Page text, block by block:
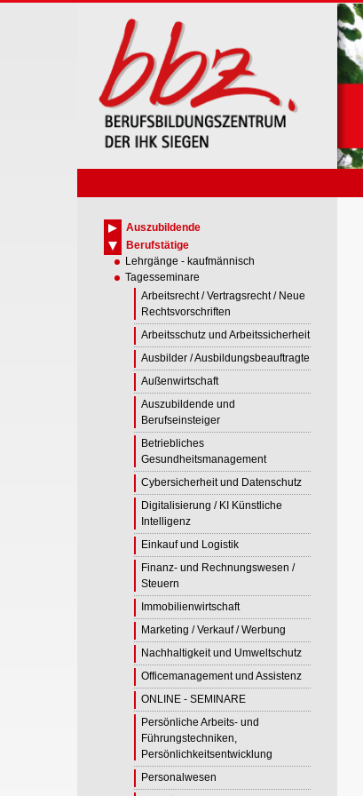
Auszubildende
Berufstätige
Lehrgänge - kaufmännisch
Tagesseminare
Arbeitsrecht / Vertragsrecht / Neue
Rechtsvorschriften
Arbeitsschutz und Arbeitssicherheit
Ausbilder / Ausbildungsbeauftragte
Außenwirtschaft
Auszubildende und
Berufseinsteiger
Betriebliches
Gesundheitsmanagement
Cybersicherheit und Datenschutz
Digitalisierung / KI Künstliche
Intelligenz
Einkauf und Logistik
Finanz- und Rechnungswesen /
Steuern
Immobilienwirtschaft
Marketing / Verkauf / Werbung
Nachhaltigkeit und Umweltschutz
Officemanagement und Assistenz
ONLINE - SEMINARE
Persönliche Arbeits- und
Führungstechniken,
Persönlichkeitsentwicklung
Personalwesen